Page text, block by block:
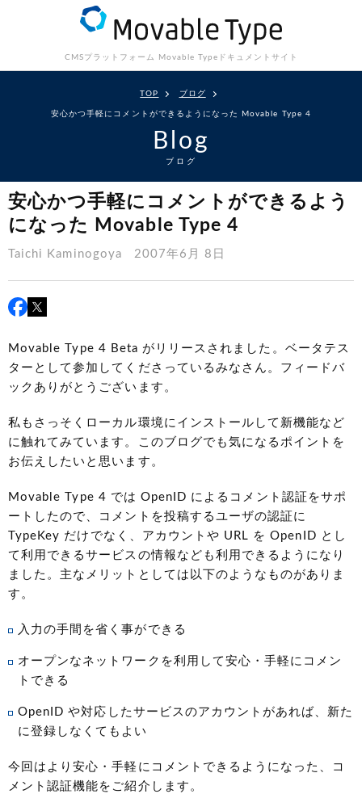
CMSプラットフォーム Movable Type ドキュメントサイト
TOP ブログ
安心かつ手軽にコメントができるようになった Movable Type 4
Blog
ブログ
安心かつ手軽にコメントができるよう
になった Movable Type 4
Taichi Kaminogoya 2007年6月 8日
Movable Type 4 Beta がリリースされました。ベータテス
ターとして参加してくださっているみなさん。フィードバ
ックありがとうございます。
私もさっそくローカル環境にインストールして新機能など
に触れてみています。このブログでも気になるポイントを
お伝えしたいと思います。
Movable Type 4 では OpenID によるコメント認証をサポ
ートしたので、コメントを投稿するユーザの認証に
TypeKey だけでなく、アカウントや URL を OpenID とし
て利用できるサービスの情報なども利用できるようになり
ました。主なメリットとしては以下のようなものがありま
す。
入力の手間を省く事ができる
オープンなネットワークを利用して安心・手軽にコメン
トできる
OpenID や対応したサービスのアカウントがあれば、新た
に登録しなくてもよい
今回はより安心・手軽にコメントできるようになった、コ
メント認証機能をご紹介します。